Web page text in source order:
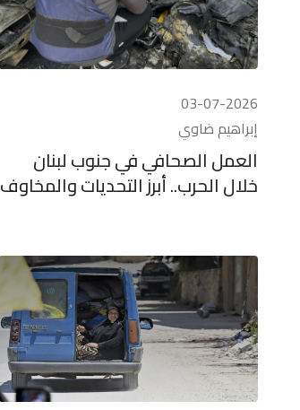
03-07-2026
إبراهيم ضاوي
العمل الصحافي في جنوب لبنان
خلال الحرب.. أبرز التحديات والمخاوف